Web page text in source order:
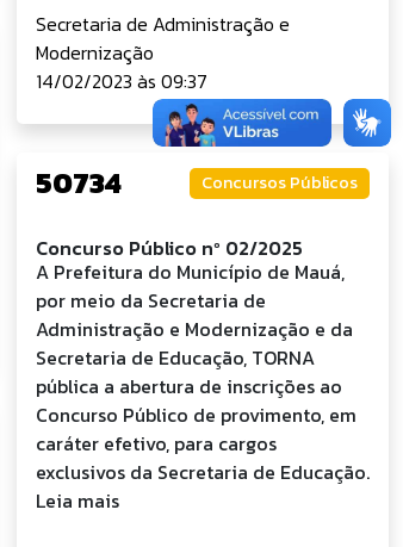
Secretaria de Administração e
Modernização
14/02/2023 às 09:37
50734 Concursos Públicos
Concurso Público nº 02/2025
A Prefeitura do Município de Mauá,
por meio da Secretaria de
Administração e Modernização e da
Secretaria de Educação, TORNA
pública a abertura de inscrições ao
Concurso Público de provimento, em
caráter efetivo, para cargos
exclusivos da Secretaria de Educação.
Leia mais